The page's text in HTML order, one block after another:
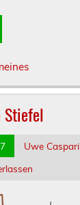
Stiefel
Uwe Caspari